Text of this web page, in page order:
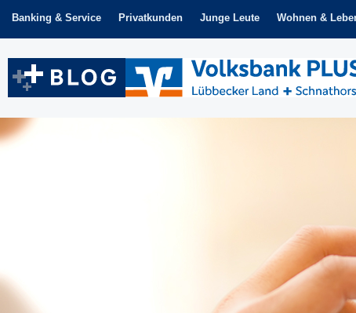
Banking & Service Privatkunden Junge Leute Wohnen &